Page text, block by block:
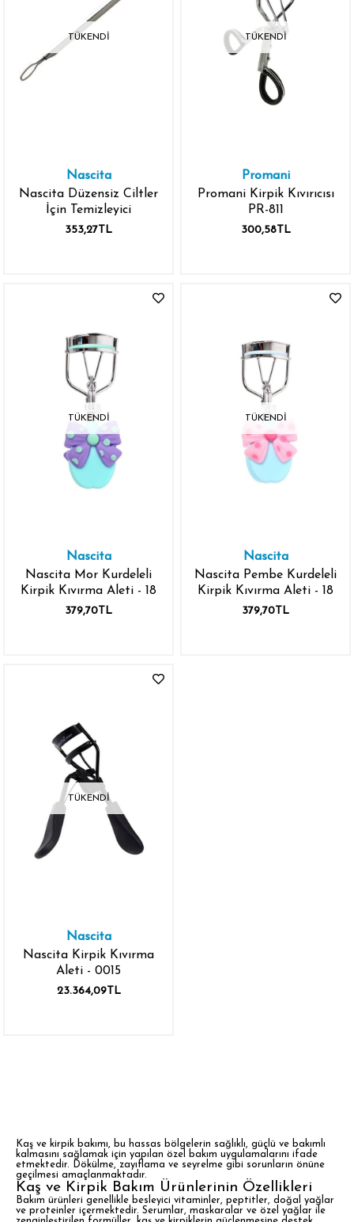
TÜKENDI
Nascita
Nascita Düzensiz Ciltler
İçin Temizleyici
353,27TL
TÜKENDI
Promani
Promani Kirpik Kıvırıcısı
PR-811
300,58TL
TÜKENDI
Nascita
Nascita Mor Kurdeleli
Kirpik Kıvırma Aleti - 18
379,70TL
TÜKENDI
Nascita
Nascita Pembe Kurdeleli
Kirpik Kıvırma Aleti - 18
379,70TL
TÜKENDI
Nascita
Nascita Kirpik Kıvırma
Aleti - 0015
23.364,09TL
Kaş ve kirpik bakımı, bu hassas bölgelerin sağlıklı, güçlü ve bakımlı
kalmasını sağlamak için yapılan özel bakım uygulamalarını ifade
etmektedir. Dökülme, zayıflama ve seyrelme gibi sorunların önüne
geçilmesi amaçlanmaktadır.
Kaş ve Kirpik Bakım Ürünlerinin Özellikleri
Bakım ürünleri genellikle besleyici vitaminler, peptitler, doğal yağlar
ve proteinler içermektedir. Serumlar, maskaralar ve özel yağlar ile